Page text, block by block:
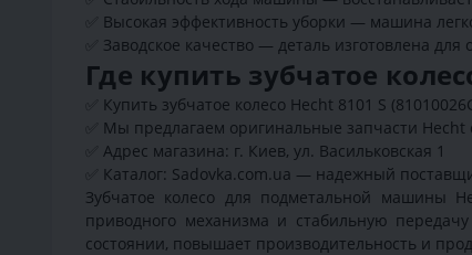
Высокая эффективность уборки — машина
Заводское качество — деталь изготовлена
Где купить зубчатое
Купить зубчатое колесо Hecht 8101 S
Мы предлагаем оригинальные запчасти Hecht
Адрес магазина: г. Киев, ул. Васильковская 1
Каталог: Sadovka.com.ua — надежный
Зубчатое колесо для подметальной машины
приводного механизма и стабильную
состоянии, повышает производительность и